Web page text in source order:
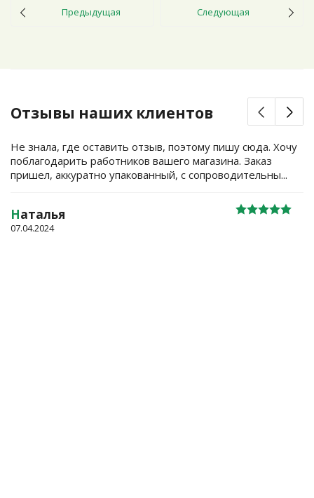
Предыдущая Следующая
Отзывы наших клиентов
Не знала, где оставить отзыв, поэтому пишу сюда. Хочу
поблагодарить работников вашего магазина. Заказ
пришел, аккуратно упакованный, с сопроводительны...
Наталья
07.04.2024